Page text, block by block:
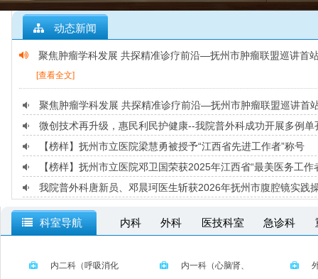
动态新闻
聚焦肿瘤学科发展 共探精准诊疗前沿—抚州市肿瘤联盟巡讲首
[查看全文]
聚焦肿瘤学科发展 共探精准诊疗前沿—抚州市肿瘤联盟巡讲首
微创技术再升级，惠民利民护健康--我院普外科成功开展多例
【榜样】抚州市立医院梁慧勇被授予“江西省先进工作者”称号
【榜样】抚州市立医院邓卫国荣获2025年江西省“最美医务工作
我院普外科唐新员、邓晨珂医生斩获2026年抚州市腹腔镜实践
科室导航 内科 外科 医技科室 急诊科
内二科（呼吸消化 内一科（心脑肾、